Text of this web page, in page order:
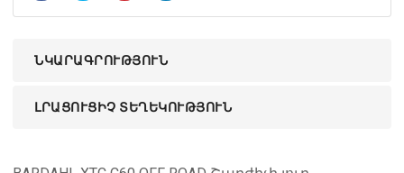
ՆԿԱՐԱԳՐՈՒԹՅՈՒՆ
ԼՐԱՑՈՒՑԻՉ ՏԵՂԵԿՈՒԹՅՈՒՆ